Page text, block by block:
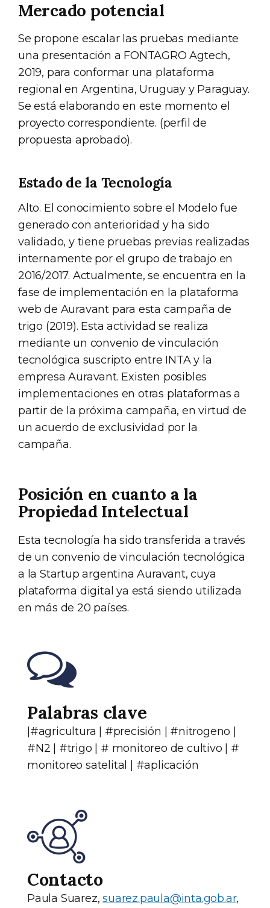
Mercado potencial
Se propone escalar las pruebas mediante
una presentación a FONTAGRO Agtech,
2019, para conformar una plataforma
regional en Argentina, Uruguay y Paraguay.
Se está elaborando en este momento el
proyecto correspondiente. (perfil de
propuesta aprobado).
Estado de la Tecnología
Alto. El conocimiento sobre el Modelo fue
generado con anterioridad y ha sido
validado, y tiene pruebas previas realizadas
internamente por el grupo de trabajo en
2016/2017. Actualmente, se encuentra en la
fase de implementación en la plataforma
web de Auravant para esta campaña de
trigo (2019). Esta actividad se realiza
mediante un convenio de vinculación
tecnológica suscripto entre INTA y la
empresa Auravant. Existen posibles
implementaciones en otras plataformas a
partir de la próxima campaña, en virtud de
un acuerdo de exclusividad por la
campaña.
Posición en cuanto a la
Propiedad Intelectual
Esta tecnología ha sido transferida a través
de un convenio de vinculación tecnológica
a la Startup argentina Auravant, cuya
plataforma digital ya está siendo utilizada
en más de 20 países.
Palabras clave
|#agricultura | #precisión | #nitrogeno |
#N2 | #trigo | # monitoreo de cultivo | #
monitoreo satelital | #aplicación
Contacto
Paula Suarez,suarez.paula@inta.gob.ar,